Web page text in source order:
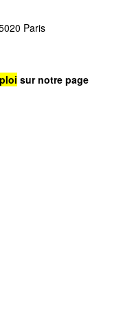
Paris
sur notre page